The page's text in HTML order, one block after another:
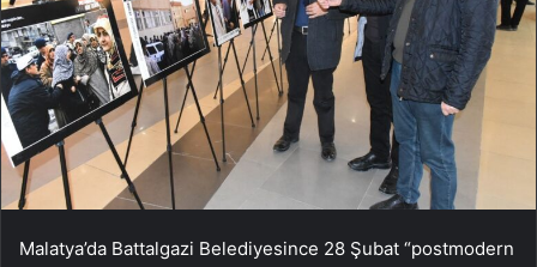
Malatya’da Battalgazi Belediyesince 28 Şubat “postmodern